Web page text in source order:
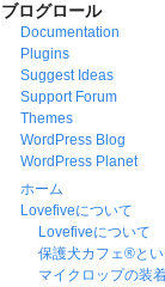
ブログロール
Documentation
Plugins
Suggest Ideas
Support Forum
Themes
WordPress Blog
WordPress Planet
ホーム
Lovefiveについて
Lovefiveについて
保護犬カフェ®と
マイクロップの装